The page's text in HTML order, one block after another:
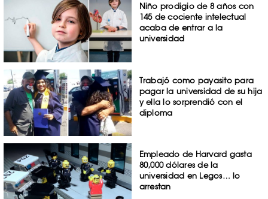
Niño prodigio de 8 años con
145 de cociente intelectual
acaba de entrar a la
universidad
Trabajó como payasito para
pagar la universidad de su hija
y ella lo sorprendió con el
diploma
Empleado de Harvard gasta
80,000 dólares de la
universidad en Legos… lo
arrestan